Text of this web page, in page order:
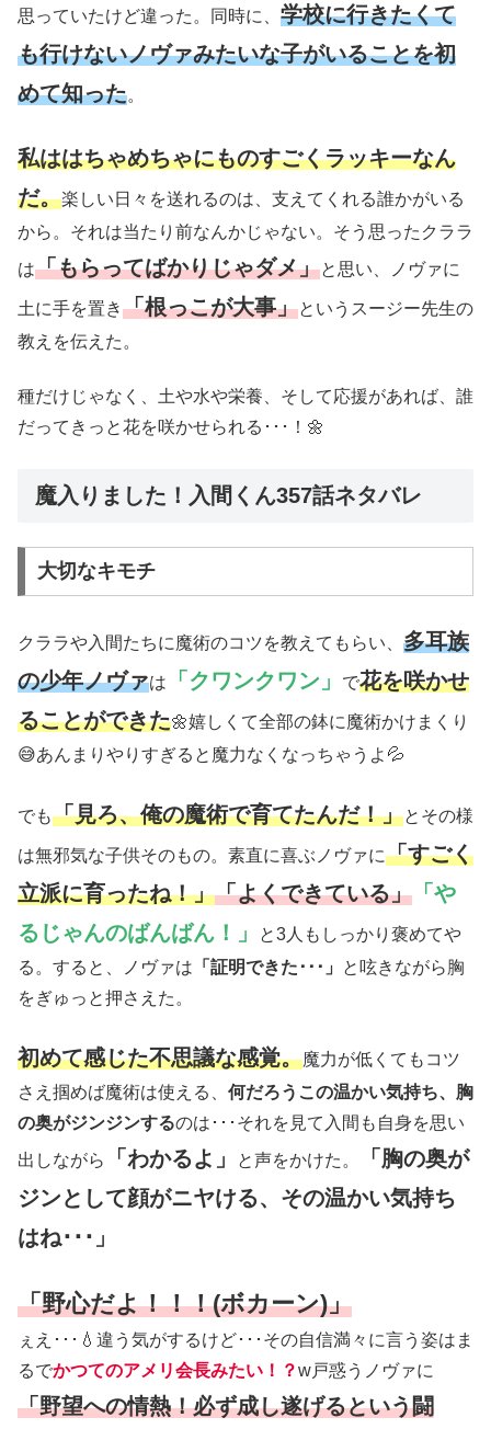
思っていたけど違った。同時に、 学校に行きたくて
も行けないノヴァみたいな子がいることを初
めて知った。
私ははちゃめちゃにものすごくラッキーなん
だ。楽しい日々を送れるのは、支えてくれる誰かがいる
から。それは当たり前なんかじゃない。そう思ったクララ
は「もらってばかりじゃダメ」と思い、ノヴァに
土に手を置き「根っこが大事」というスージー先生の
教えを伝えた。
種だけじゃなく、土や水や栄養、そして応援があれば、誰
だってきっと花を咲かせられる･･･！🌼
魔入りました！入間くん357話ネタバレ
大切なキモチ
クララや入間たちに魔術のコツを教えてもらい、 多耳族
の少年ノヴァは 「クワンクワン」 で花を咲かせ
ることができた🌼嬉しくて全部の鉢に魔術かけまくり
😅あんまりやりすぎると魔力なくなっちゃうよ💦
でも「見ろ、俺の魔術で育てたんだ！」とその様
は無邪気な子供そのもの。素直に喜ぶノヴァに「すごく
立派に育ったね！」「よくできている」 「や
るじゃんのばんばん！」
と3人もしっかり褒めてや
る。すると、ノヴァは 「証明できた･･･」
と呟きながら胸
をぎゅっと押さえた。
初めて感じた不思議な感覚。魔力が低くてもコツ
さえ掴めば魔術は使える、 何だろうこの温かい気持ち、胸
の奥がジンジンするのは･･･それを見て入間も自身を思い
出しながら
「わかるよ」 と声をかけた。
「胸の奥が
ジンとして顔がニヤける、その温かい気持ち
はね･･･」
「野心だよ！！！(ボカーン)」
ぇえ･･･💧違う気がするけど･･･その自信満々に言う姿はま
るでかつてのアメリ会長みたい！？w戸惑うノヴァに
「野望への情熱！必ず成し遂げるという闘